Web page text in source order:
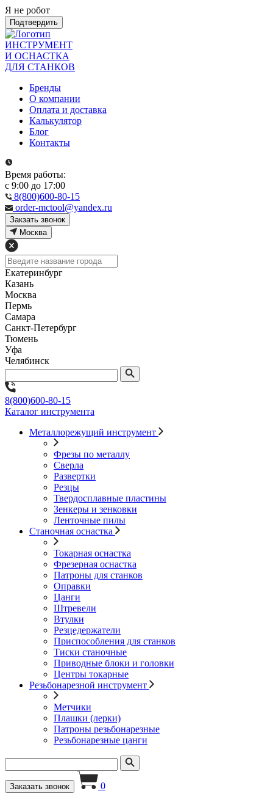
Я не робот
Подтвердить
ИНСТРУМЕНТ
И ОСНАСТКА
ДЛЯ СТАНКОВ
Бренды
О компании
Оплата и доставка
Калькулятор
Блог
Контакты
Время работы:
с 9:00 до 17:00
8(800)600-80-15
order-mctool@yandex.ru
Закзать звонок
Москва
Екатеринбург
Казань
Москва
Пермь
Самара
Санкт-Петербург
Тюмень
Уфа
Челябинск
8(800)600-80-15
Каталог инструмента
Металлорежущий инструмент
Фрезы по металлу
Сверла
Развертки
Резцы
Твердосплавные пластины
Зенкеры и зенковки
Ленточные пилы
Станочная оснастка
Токарная оснастка
Фрезерная оснастка
Патроны для станков
Оправки
Цанги
Штревели
Втулки
Резцедержатели
Приспособления для станков
Тиски станочные
Приводные блоки и головки
Центры токарные
Резьбонарезной инструмент
Метчики
Плашки (лерки)
Патроны резьбонарезные
Резьбонарезные цанги
Заказать звонок 0